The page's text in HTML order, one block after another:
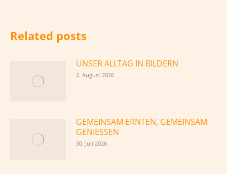
Related posts
UNSER ALLTAG IN BILDERN
2. August 2026
GEMEINSAM ERNTEN, GEMEINSAM
GENIESSEN
30. Juli 2026